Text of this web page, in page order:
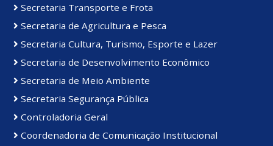
Secretaria Transporte e Frota
Secretaria de Agricultura e Pesca
Secretaria Cultura, Turismo, Esporte e Lazer
Secretaria de Desenvolvimento Econômico
Secretaria de Meio Ambiente
Secretaria Segurança Pública
Controladoria Geral
Coordenadoria de Comunicação Institucional